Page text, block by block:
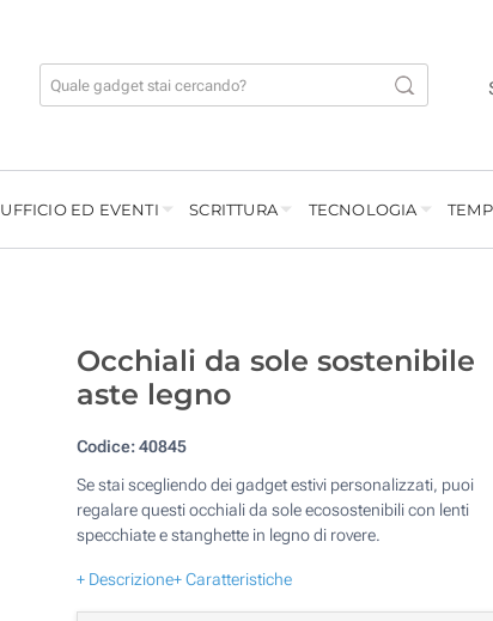
UFFICIO ED EVENTI SCRITTURA TECNOLOGIA
Occhiali da sole sostenibile
aste legno
Codice: 40845
Se stai scegliendo dei gadget estivi personalizzati, puoi
regalare questi occhiali da sole ecosostenibili con lenti
specchiate e stanghette in legno di rovere.
+ Descrizione+ Caratteristiche